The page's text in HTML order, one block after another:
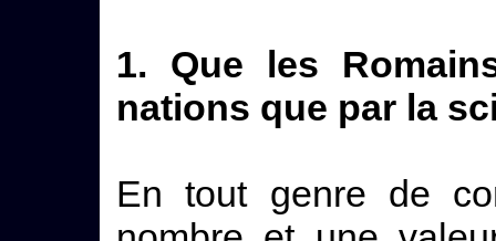
1. Que les
nations que par la
En tout genre de